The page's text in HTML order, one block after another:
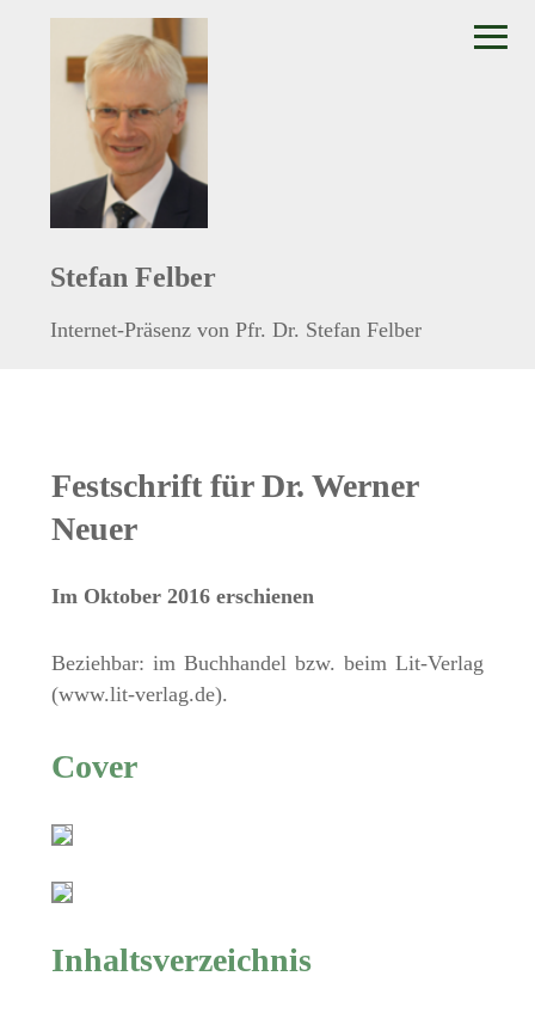
Stefan Felber
Internet-Präsenz von Pfr. Dr. Stefan Felber
Festschrift für Dr. Werner
Neuer
Im Oktober 2016 erschienen
Beziehbar: im Buchhandel bzw. beim Lit-Verlag
(www.lit-verlag.de).
Cover
Inhaltsverzeichnis
≡